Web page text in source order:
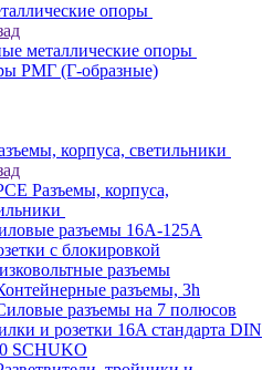
опоры
металлические опоры
РМГ (Г-образные)
корпуса, светильники
Разъемы, корпуса,
разъемы 16А-125А
с блокировкой
разъемы
разъемы, 3h
разъемы на 7 полюсов
и розетки 16A стандарта DIN
SCHUKO